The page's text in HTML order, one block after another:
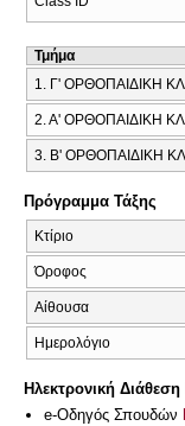
Τμήμα
1. Γ' ΟΡΘΟΠΑΙΔΙΚΗ
2. Α' ΟΡΘΟΠΑΙΔΙΚΗ
3. Β' ΟΡΘΟΠΑΙΔΙΚΗ
Πρόγραμμα Τάξης
Κτίριο
Όροφος
Αίθουσα
Ημερολόγιο
Ηλεκτρονική
e-Οδηγός Σπουδών